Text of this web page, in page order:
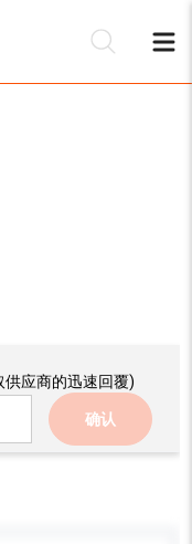
应商的迅速回覆)
确认